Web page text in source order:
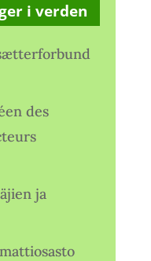
i verden
des
ja